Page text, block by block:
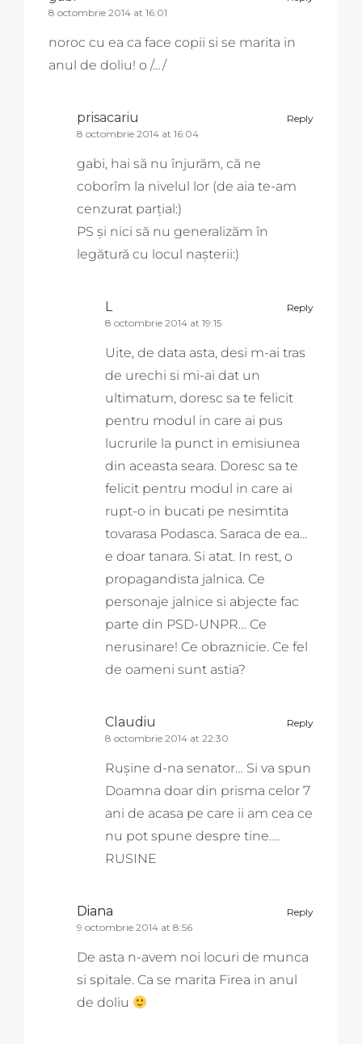
8 octombrie 2014 at 16:01
noroc cu ea ca face copii si se marita in
anul de doliu! o /…/
Reply
prisacariu
8 octombrie 2014 at 16:04
gabi, hai să nu înjurăm, că ne
coborîm la nivelul lor (de aia te-am
cenzurat parțial:)
PS și nici să nu generalizăm în
legătură cu locul nașterii:)
Reply
L
8 octombrie 2014 at 19:15
Uite, de data asta, desi m-ai tras
de urechi si mi-ai dat un
ultimatum, doresc sa te felicit
pentru modul in care ai pus
lucrurile la punct in emisiunea
din aceasta seara. Doresc sa te
felicit pentru modul in care ai
rupt-o in bucati pe nesimtita
tovarasa Podasca. Saraca de ea…
e doar tanara. Si atat. In rest, o
propagandista jalnica. Ce
personaje jalnice si abjecte fac
parte din PSD-UNPR… Ce
nerusinare! Ce obraznicie. Ce fel
de oameni sunt astia?
Reply
Claudiu
8 octombrie 2014 at 22:30
Rușine d-na senator… Si va spun
Doamna doar din prisma celor 7
ani de acasa pe care ii am cea ce
nu pot spune despre tine….
RUSINE
Reply
Diana
9 octombrie 2014 at 8:56
De asta n-avem noi locuri de munca
si spitale. Ca se marita Firea in anul
de doliu